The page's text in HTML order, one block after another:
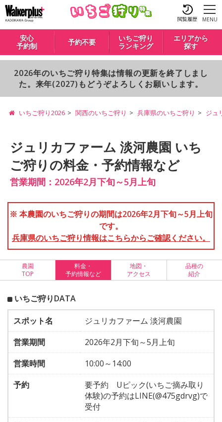
閲覧履歴 MENU
安心
予約制
予約不要
いちご狩り
ランキング
エリアから
探す
2026年のいちご狩り特集は情報の更新を終了しまし
た。来年(2027)もどうぞよろしくお願いします。
いちご狩り2026 関西のいちご狩り 兵庫県のいちご狩り ジュ
ジュリカファーム 淡河農園 いち
ご狩りの料金・予約情報など
営業期間：2026年2月下旬～5月上旬
※ 本農園のいちご狩りの期間は2026年2月下旬～5月上旬
です。
兵庫県のいちご狩り情報はこちらからご確認ください。
農園
TOP
料金・
予約情報など
地図・
アクセス
品種の
紹介
いちご狩りDATA
スポット名
ジュリカファーム 淡河農園
営業期間
2026年2月下旬～5月上旬
営業時間
10:00～14:00
予約
要予約 Uピック(いちご摘み取り
体験)の予約はLINE(@475gdrvg)で
受付